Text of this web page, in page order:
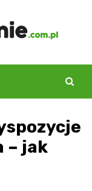
– jak